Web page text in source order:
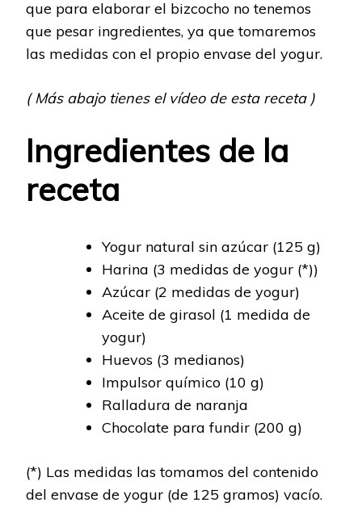
que para elaborar el bizcocho no tenemos
que pesar ingredientes, ya que tomaremos
las medidas con el propio envase del yogur.
( Más abajo tienes el vídeo de esta receta )
Ingredientes de la
receta
Yogur natural sin azúcar (125 g)
Harina (3 medidas de yogur (*))
Azúcar (2 medidas de yogur)
Aceite de girasol (1 medida de
yogur)
Huevos (3 medianos)
Impulsor químico (10 g)
Ralladura de naranja
Chocolate para fundir (200 g)
(*) Las medidas las tomamos del contenido
del envase de yogur (de 125 gramos) vacío.